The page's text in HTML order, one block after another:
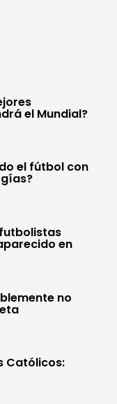
el Mundial?
el fútbol con
en
no
Católicos: